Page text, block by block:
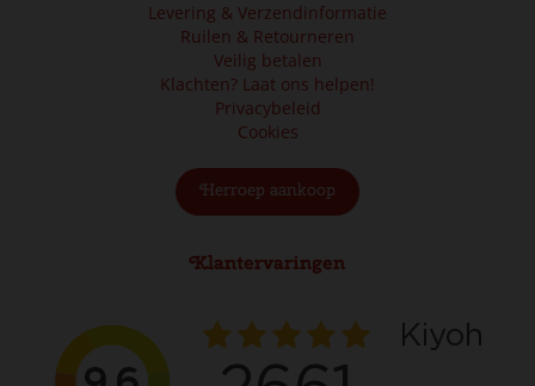
Levering & Verzendinformatie
Ruilen & Retourneren
Veilig betalen
Klachten? Laat ons helpen!
Privacybeleid
Cookies
Herroep aankoop
Klantervaringen